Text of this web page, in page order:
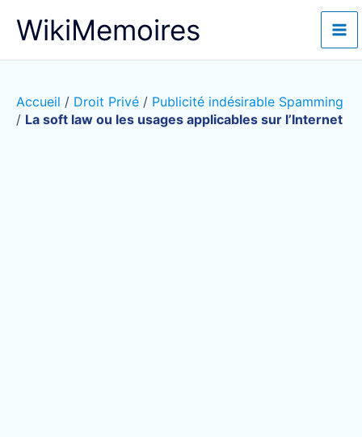
WikiMemoires
Accueil / Droit Privé / Publicité indésirable Spamming
/ La soft law ou les usages applicables sur l’Internet